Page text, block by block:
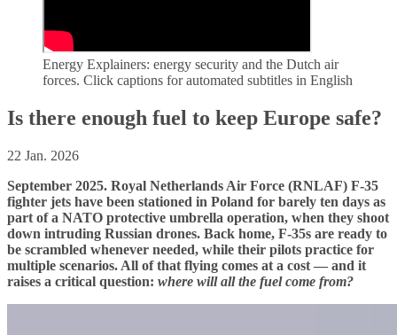
Energy Explainers: energy security and the Dutch air
forces. Click captions for automated subtitles in English
Is there enough fuel to keep Europe safe?
22 Jan. 2026
September 2025. Royal Netherlands Air Force (RNLAF) F‑35
fighter jets have been stationed in Poland for barely ten days as
part of a NATO protective umbrella operation, when they shoot
down intruding Russian drones. Back home, F-35s are ready to
be scrambled whenever needed, while their pilots practice for
multiple scenarios. All of that flying comes at a cost — and it
raises a critical question: where will all the fuel come from?